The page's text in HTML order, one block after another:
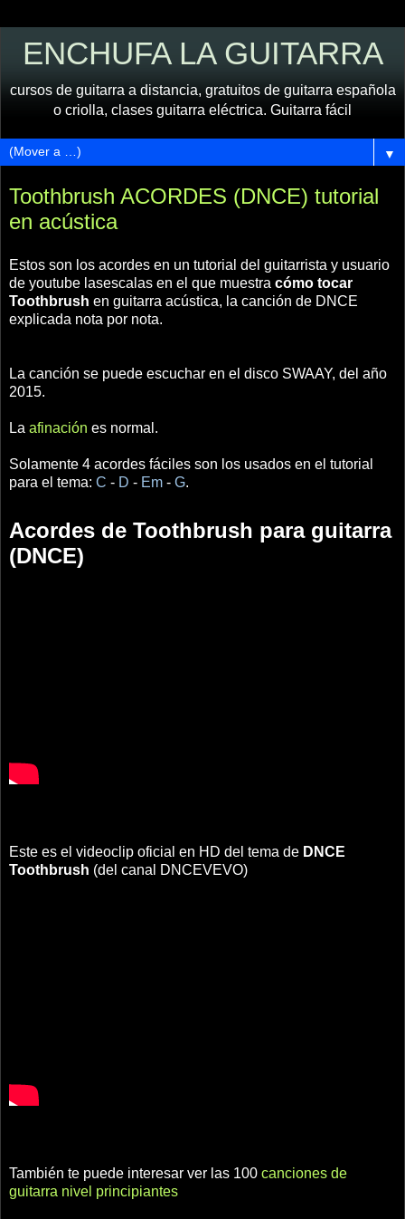
ENCHUFA LA GUITARRA
cursos de guitarra a distancia, gratuitos de guitarra española
o criolla, clases guitarra eléctrica. Guitarra fácil
▼
Toothbrush ACORDES (DNCE) tutorial
en acústica
Estos son los acordes en un tutorial del guitarrista y usuario
de youtube lasescalas en el que muestra cómo tocar
Toothbrush en guitarra acústica, la canción de DNCE
explicada nota por nota.
La canción se puede escuchar en el disco SWAAY, del año
2015.
La afinación es normal.
Solamente 4 acordes fáciles son los usados en el tutorial
para el tema: C - D - Em - G.
Acordes de Toothbrush para guitarra
(DNCE)
Este es el videoclip oficial en HD del tema de DNCE
Toothbrush (del canal DNCEVEVO)
También te puede interesar ver las 100 canciones de
guitarra nivel principiantes